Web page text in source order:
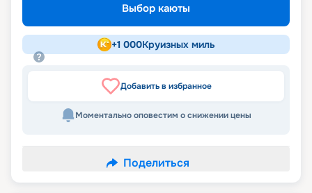
Выбор каюты
+1 000Круизных миль
Добавить в избранное
Моментально оповестим о снижении цены
Поделиться